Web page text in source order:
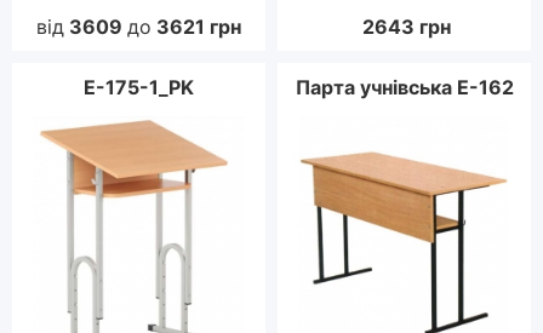
від 3609 до 3621 грн 2643 грн
E-175-1_PK Парта учнівська Е-162